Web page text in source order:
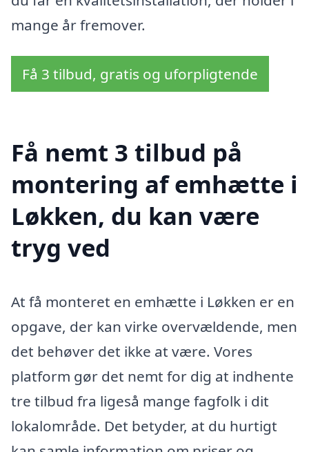
mange år fremover.
Få 3 tilbud, gratis og uforpligtende
Få nemt 3 tilbud på
montering af emhætte i
Løkken, du kan være
tryg ved
At få monteret en emhætte i Løkken er en
opgave, der kan virke overvældende, men
det behøver det ikke at være. Vores
platform gør det nemt for dig at indhente
tre tilbud fra ligeså mange fagfolk i dit
lokalområde. Det betyder, at du hurtigt